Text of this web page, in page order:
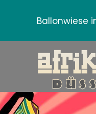
Ballonwiese